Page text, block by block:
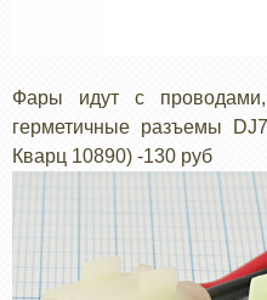
Фары идут с
герметичные разъемы
Кварц 10890) -130 руб